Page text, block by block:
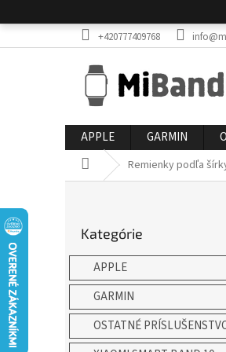
na
+420777409768
APPLE GARMIN
DomovRemienky podľa
ý
p
n
kategórie
Kategórie
APPLE
GARMIN
OSTATNÉ